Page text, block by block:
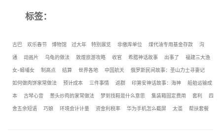
标签：
古巴 欢乐春节 博物馆 过大年 特别展览 非缴库单位 煤代油专用基金存款 沟
通 动画片 乌龟的做法 敦煌旅游攻略 收官 希腊神话故事 出事了 福建三大渔
女-蟳埔女 制高点 结算 世界各地 中国航天 俄罗斯民间故事：圣山力士寻妻记
如何做肉饼家常做法 预计成本 三件事情 返群 印第安神话故事：海神 船舶运输成
本 古琴心音 葱头炒肉的家常做法 梦到找鞋是什么意思 集装箱固定费用 套利 四
舍五余短语 巧娘 环境会计计量 资金利税率 华为手机怎么截屏 太滥 帮扶套餐